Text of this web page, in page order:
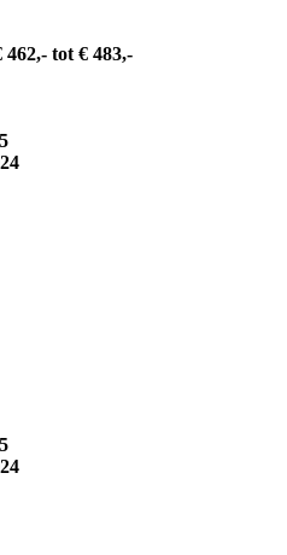
462,- tot € 483,-